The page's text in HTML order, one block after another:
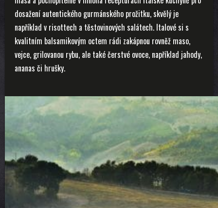
dosažení autentického gurmánského prožitku, skvělý je
například v risottech a těstovinových salátech. Italové si s
kvalitním balsamikovým octem rádi zakápnou rovněž maso,
vejce, grilovanou rybu, ale také čerstvé ovoce, například jahody,
ananas či hrušky.